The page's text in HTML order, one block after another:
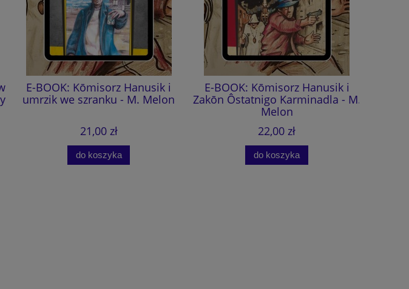
E-BOOK: Kōmisorz Hanusik i
umrzik we szranku - M. Melon
21,00 zł
do koszyka
E-BOOK: Kōmisorz Hanusik i
Zakōn Ôstatnigo Karminadla - M.
Melon
22,00 zł
do koszyka